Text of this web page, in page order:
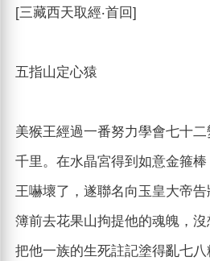
[三藏西天取經‧首回]
五指山定心猿
美猴王經過一番努力學會七十
千里。在水晶宮得到如意金箍
王嚇壞了，遂聯名向玉皇大帝
簿前去花果山拘提他的魂魄，
把他一族的生死註記塗得亂七